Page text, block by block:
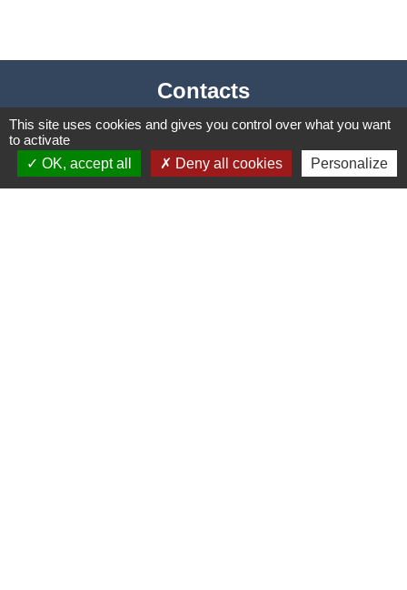
Contacts
Mairie de Cormeray
1, RUE DE LA BUISSONNIERE
41120 Cormeray - FRANCE
This site uses cookies and gives you control over what you want
to activate
OK, accept all
Deny all cookies Personalize